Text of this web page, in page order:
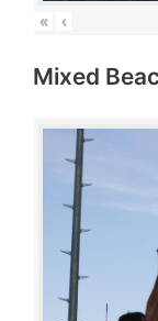
« ‹
Mixed